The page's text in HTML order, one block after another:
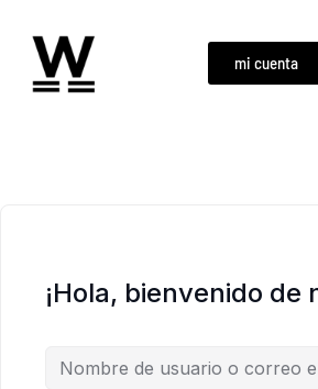
mi cuenta
¡Hola, bienvenido de